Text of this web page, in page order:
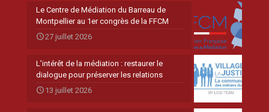
Le Centre de Médiation du Barreau de
Montpellier au 1er congrès de la FFCM
27 juillet 2026
L’intérêt de la médiation : restaurer le
dialogue pour préserver les relations
13 juillet 2026